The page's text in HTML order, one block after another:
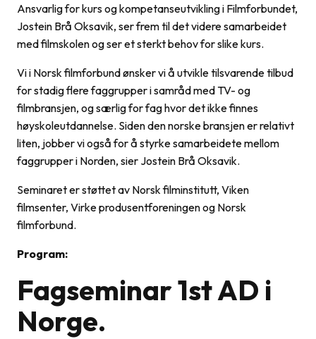
Ansvarlig for kurs og kompetanseutvikling i Filmforbundet,
Jostein Brå Oksavik, ser frem til det videre samarbeidet
med filmskolen og ser et sterkt behov for slike kurs.
Vi i Norsk filmforbund ønsker vi å utvikle tilsvarende tilbud
for stadig flere faggrupper i samråd med TV- og
filmbransjen, og særlig for fag hvor det ikke finnes
høyskoleutdannelse. Siden den norske bransjen er relativt
liten, jobber vi også for å styrke samarbeidete mellom
faggrupper i Norden, sier Jostein Brå Oksavik.
Seminaret er støttet av Norsk filminstitutt, Viken
filmsenter, Virke produsentforeningen og Norsk
filmforbund.
Program:
Fagseminar 1st AD i
Norge.